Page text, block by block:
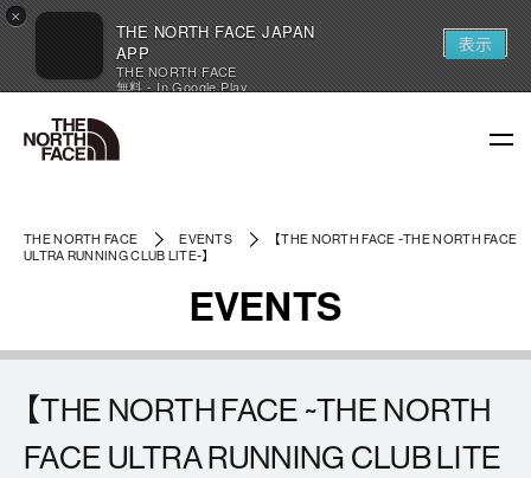
×
THE NORTH FACE JAPAN
APP
THE NORTH FACE
無料 - In Google Play
表示
THE NORTH FACE EVENTS
【THE NORTH FACE ~THE NORTH FACE
ULTRA RUNNING CLUB LITE~】
EVENTS
【THE NORTH FACE ~THE NORTH
FACE ULTRA RUNNING CLUB LITE